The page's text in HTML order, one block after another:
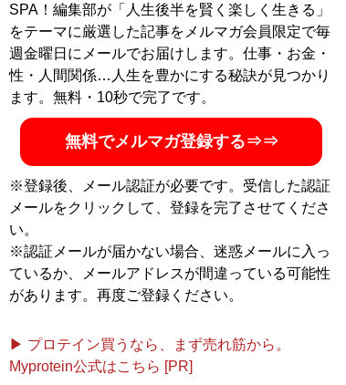
SPA！編集部が「人生後半を賢く楽しく生きる」
をテーマに厳選した記事をメルマガ会員限定で毎
週金曜日にメールでお届けします。仕事・お金・
性・人間関係…人生を豊かにする秘訣が見つかり
ます。無料・10秒で完了です。
無料でメルマガ登録する⇒⇒
※登録後、メール認証が必要です。受信した認証
メールをクリックして、登録を完了させてくださ
い。
※認証メールが届かない場合、迷惑メールに入っ
ているか、メールアドレスが間違っている可能性
があります。再度ご登録ください。
▶ プロテイン買うなら、まず売れ筋から。
Myprotein公式はこちら [PR]